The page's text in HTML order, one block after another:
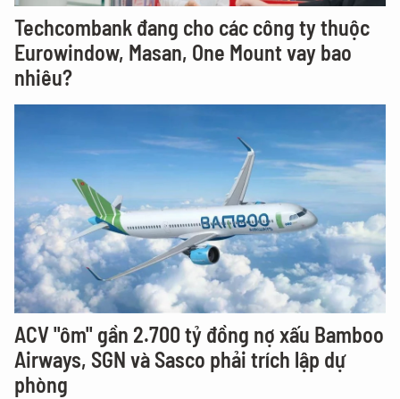
Techcombank đang cho các công ty thuộc
Eurowindow, Masan, One Mount vay bao
nhiêu?
ACV "ôm" gần 2.700 tỷ đồng nợ xấu Bamboo
Airways, SGN và Sasco phải trích lập dự
phòng